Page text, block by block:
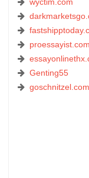
proessayist.com
Genting55
goschnitzel.com